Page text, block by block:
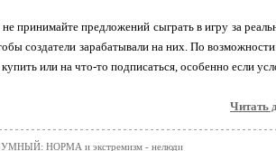
принимайте предложений сыграть в игру за
создатели зарабатывали на них. По
купить или на что-то подписаться, особенно если
Читать
НОРМА и экстремизм - нелюди